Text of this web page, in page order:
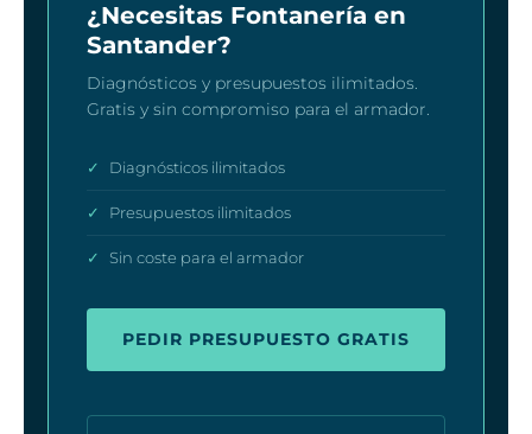
¿Necesitas Fontanería en
Santander?
Diagnósticos y presupuestos ilimitados.
Gratis y sin compromiso para el armador.
✓ Diagnósticos ilimitados
✓ Presupuestos ilimitados
✓ Sin coste para el armador
PEDIR PRESUPUESTO GRATIS